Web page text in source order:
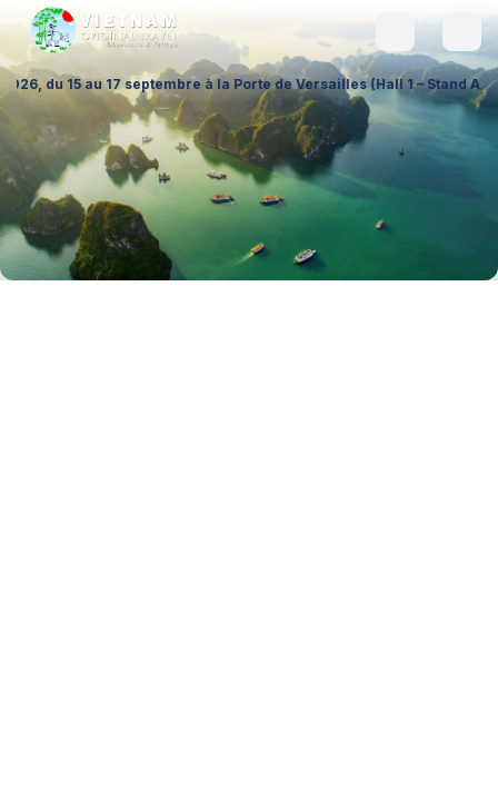
à la Porte de Versailles (Hall 1 – Stand A026), pour